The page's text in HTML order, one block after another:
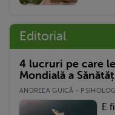
Editorial
4 lucruri pe care
Mondială a
ANDREEA GUICĂ -
E